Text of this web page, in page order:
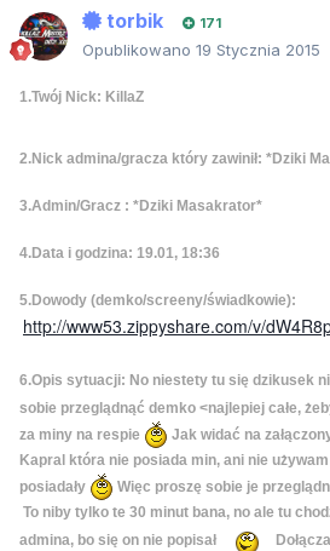
torbik 171
Opublikowano 19 Stycznia 2015
1.Twój Nick: KillaZ
2.Nick admina/gracza który zawinił: *Dziki
3.Admin/Gracz : *Dziki Masakrator*
4.Data i godzina: 19.01, 18:36
5.Dowody (demko/screeny/świadkowie):
http://www53.zippyshare.com/v/
6.Opis sytuacji: No niestety tu się dzikusek
sobie przeglądnąć demko <najlepiej całe,
za miny na respie
Jak widać na
Kapral która nie posiada min, ani nie
posiadały
Więc proszę sobie je
To niby tylko te 30 minut bana, no ale tu
admina, bo się on nie popisał